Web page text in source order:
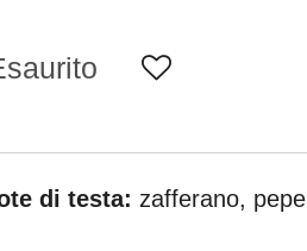
di testa: zafferano, pepe